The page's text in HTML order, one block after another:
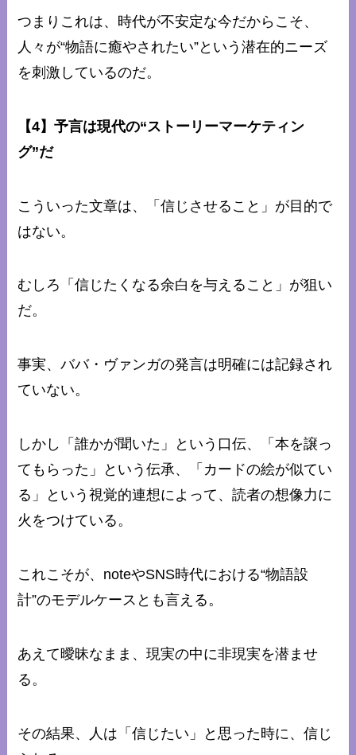
つまりこれは、時代が不安定な今だからこそ、
人々が“物語に癒やされたい”という潜在的ニーズ
を刺激しているのだ。
【4】予言は現代の“ストーリーマーケティン
グ”だ
こういった文章は、「信じさせること」が目的で
はない。
むしろ「信じたくなる余白を与えること」が狙い
だ。
事実、ババ・ヴァンガの発言は明確には記録され
ていない。
しかし「誰かが聞いた」という口伝、「本を譲っ
てもらった」という伝承、「カードの絵が似てい
る」という視覚的連想によって、読者の想像力に
火をつけている。
これこそが、noteやSNS時代における“物語設
計”のモデルケースとも言える。
あえて曖昧なまま、現実の中に非現実を潜ませ
る。
その結果、人は「信じたい」と思った時に、信じ